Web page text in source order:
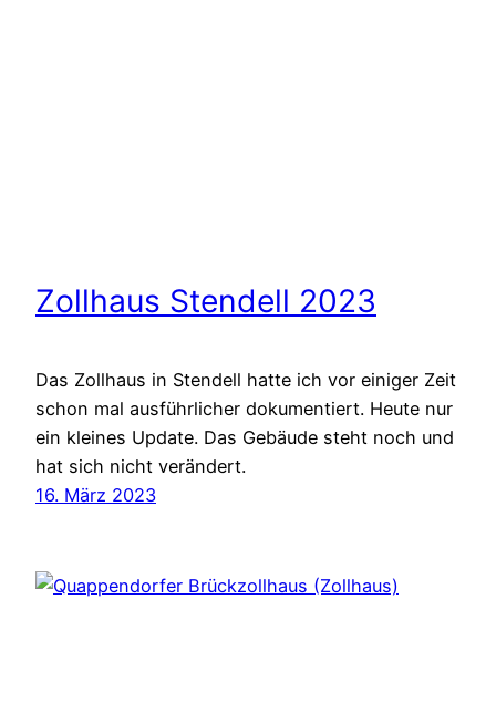
Zollhaus Stendell 2023
Das Zollhaus in Stendell hatte ich vor einiger Zeit
schon mal ausführlicher dokumentiert. Heute nur
ein kleines Update. Das Gebäude steht noch und
hat sich nicht verändert.
16. März 2023